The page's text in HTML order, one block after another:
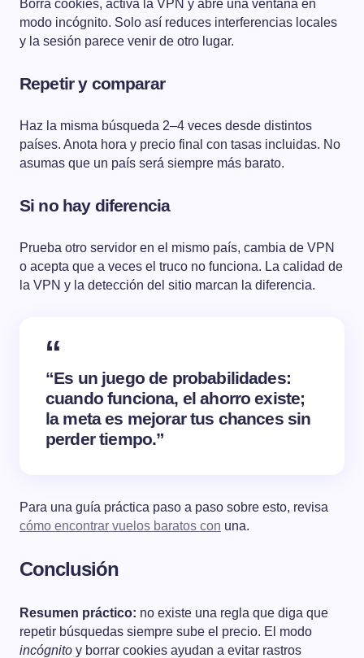
Borra cookies, activa la VPN y abre una ventana en
modo incógnito. Solo así reduces interferencias locales
y la sesión parece venir de otro lugar.
Repetir y comparar
Haz la misma búsqueda 2–4 veces desde distintos
países. Anota hora y precio final con tasas incluidas. No
asumas que un país será siempre más barato.
Si no hay diferencia
Prueba otro servidor en el mismo país, cambia de VPN
o acepta que a veces el truco no funciona. La calidad de
la VPN y la detección del sitio marcan la diferencia.
“Es un juego de probabilidades:
cuando funciona, el ahorro existe;
la meta es mejorar tus chances sin
perder tiempo.”
Para una guía práctica paso a paso sobre esto, revisa
cómo encontrar vuelos baratos con una.
Conclusión
Resumen práctico: no existe una regla que diga que
repetir búsquedas siempre sube el precio. El modo
incógnito y borrar cookies ayudan a evitar rastros